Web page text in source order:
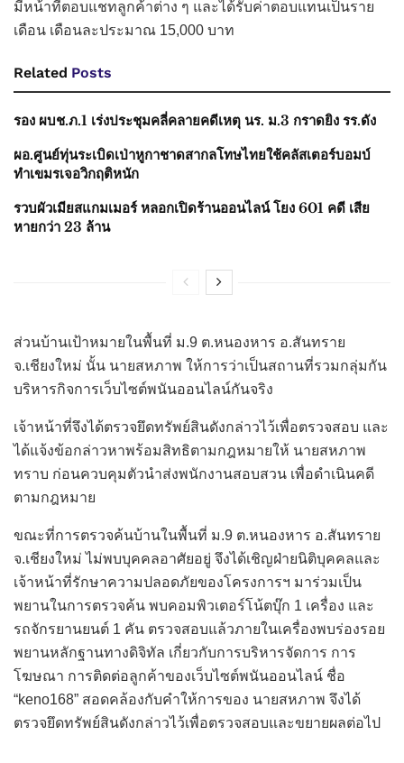
มีหน้าที่ตอบแชทลูกค้าต่าง ๆ และได้รับค่าตอบแทนเป็นราย
เดือน เดือนละประมาณ 15,000 บาท
Related Posts
รอง ผบช.ภ.1 เร่งประชุมคลี่คลายคดีเหตุ นร. ม.3 กราดยิง รร.ดัง
ผอ.ศูนย์ทุ่นระเบิดเป่าหูกาชาดสากลโทษไทยใช้คลัสเตอร์บอมบ์
ทำเขมรเจอวิกฤติหนัก
รวบผัวเมียสแกมเมอร์ หลอกเปิดร้านออนไลน์ โยง 601 คดี เสีย
หายกว่า 23 ล้าน
ส่วนบ้านเป้าหมายในพื้นที่ ม.9 ต.หนองหาร อ.สันทราย
จ.เชียงใหม่ นั้น นายสหภาพ ให้การว่าเป็นสถานที่รวมกลุ่มกัน
บริหารกิจการเว็บไซต์พนันออนไลน์กันจริง
เจ้าหน้าที่จึงได้ตรวจยึดทรัพย์สินดังกล่าวไว้เพื่อตรวจสอบ และ
ได้แจ้งข้อกล่าวหาพร้อมสิทธิตามกฎหมายให้ นายสหภาพ
ทราบ ก่อนควบคุมตัวนำส่งพนักงานสอบสวน เพื่อดำเนินคดี
ตามกฎหมาย
ขณะที่การตรวจค้นบ้านในพื้นที่ ม.9 ต.หนองหาร อ.สันทราย
จ.เชียงใหม่ ไม่พบบุคคลอาศัยอยู่ จึงได้เชิญฝ่ายนิติบุคคลและ
เจ้าหน้าที่รักษาความปลอดภัยของโครงการฯ มาร่วมเป็น
พยานในการตรวจค้น พบคอมพิวเตอร์โน้ตบุ๊ก 1 เครื่อง และ
รถจักรยานยนต์ 1 คัน ตรวจสอบแล้วภายในเครื่องพบร่องรอย
พยานหลักฐานทางดิจิทัล เกี่ยวกับการบริหารจัดการ การ
โฆษณา การติดต่อลูกค้าของเว็บไซต์พนันออนไลน์ ชื่อ
“keno168” สอดคล้องกับคำให้การของ นายสหภาพ จึงได้
ตรวจยึดทรัพย์สินดังกล่าวไว้เพื่อตรวจสอบและขยายผลต่อไป